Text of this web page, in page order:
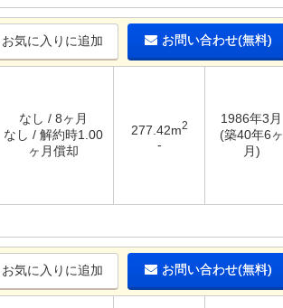
お気に入りに追加 お問い合わせ(無料)
なし / 8ヶ月
なし / 解約時1.00
ヶ月償却
277.42m2
-
1986年3月
(築40年6ヶ
月)
お気に入りに追加 お問い合わせ(無料)